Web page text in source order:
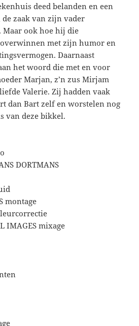
deed belanden en een
zaak van zijn vader
Maar ook hoe hij die
met zijn humor en
Daarnaast
het woord die met en voor
Marjan, z’n zus Mirjam
Valerie. Zij hadden vaak
dan Bart zelf en worstelen nog
van deze bikkel.
DORTMANS
montage
IMAGES mixage